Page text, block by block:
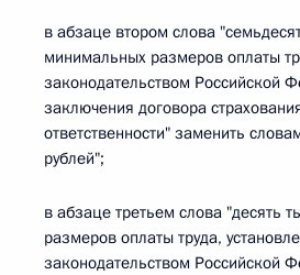
в абзаце втором слова
минимальных размеров оплаты
законодательством Российской
заключения договора
ответственности" заменить
рублей";
в абзаце третьем слова "десять
размеров оплаты труда,
законодательством Российской